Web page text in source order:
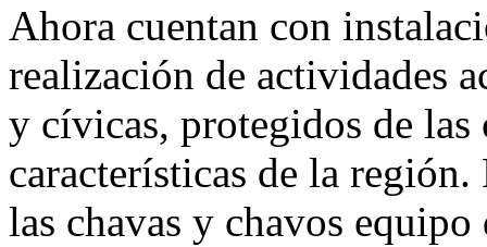
Ahora cuentan con
realización de actividades
y cívicas, protegidos de
características de la
las chavas y chavos